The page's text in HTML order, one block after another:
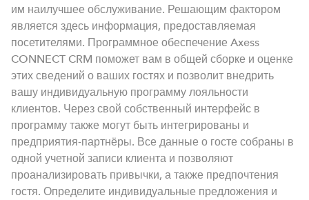
им наилучшее обслуживание. Решающим фактором
является здесь информация, предоставляемая
посетителями. Программное обеспечение Axess
CONNECT CRM поможет вам в общей сборке и оценке
этих сведений о ваших гостях и позволит внедрить
вашу индивидуальную программу лояльности
клиентов. Через свой собственный интерфейс в
программу также могут быть интегрированы и
предприятия-партнёры. Все данные о госте собраны в
одной учетной записи клиента и позволяют
проанализировать привычки, а также предпочтения
гостя. Определите индивидуальные предложения и